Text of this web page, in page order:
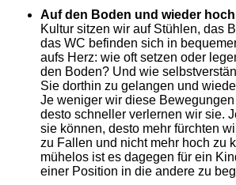
Auf den Boden und wieder hoch
Kultur sitzen wir auf Stühlen, das
das WC befinden sich in
aufs Herz: wie oft setzen oder
den Boden? Und wie
Sie dorthin zu gelangen und
Je weniger wir diese
desto schneller verlernen wir sie.
sie können, desto mehr fürchten
zu Fallen und nicht mehr hoch zu
mühelos ist es dagegen für ein
einer Position in die andere zu